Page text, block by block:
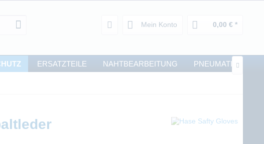
Mein Konto 0,00 € *
ERSATZTEILE NAHTBEARBEITUNG PNEUMATIK